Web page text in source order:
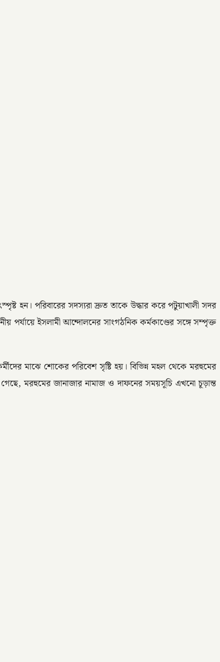
হন। পরিবারের সদস্যরা দ্রুত তাকে উদ্ধার করে পটুয়াখালী সদর
পর্যায়ে ইসলামী আন্দোলনের সাংগঠনিক কর্মকাণ্ডের সঙ্গে সম্পৃক্ত
মাঝে শোকের পরিবেশ সৃষ্টি হয়। বিভিন্ন মহল থেকে মরহুমের
গেছে, মরহুমের জানাজার নামাজ ও দাফনের সময়সূচি এখনো চূড়ান্ত